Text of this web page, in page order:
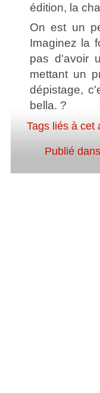
édition, la
On est un
Imaginez la
pas d'avoir
mettant un
dépistage,
bella. ?
Tags liés à cet
Publié dans